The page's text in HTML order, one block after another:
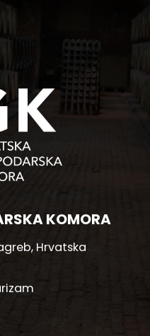
KOMORA
Hrvatska